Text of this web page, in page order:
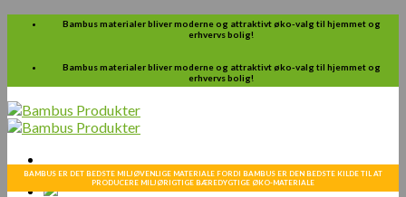
Skip
Bambus materialer bliver moderne og attraktivt øko-valg til hjemmet og
erhvervs bolig!
Bambus materialer bliver moderne og attraktivt øko-valg til hjemmet og
erhvervs bolig!
BAMBUS ER DET BEDSTE MILJØVENLIGE MATERIALE FORDI BAMBUS ER DEN BEDSTE KILDE TIL AT
PRODUCERE MILJØRIGTIGE BÆREDYGTIGE ØKO-MATERIALE